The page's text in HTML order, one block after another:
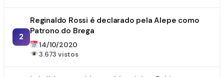
2
Reginaldo Rossi é declarado pela Alepe como
Patrono do Brega
14/10/2020
3.673 vistos